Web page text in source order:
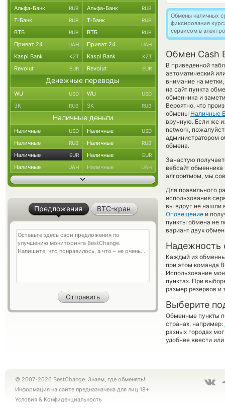
Обмены наличных
фиксирования
сервисом в
Обмен Cash
В приведенной
автоматический
внимание на
на сайт пункта
обменника и
Вероятно, что
обмены Наличные
вручную. Если же
network,
администратором
обмена.
Зачастую
вебсайт
алгоритмом, мы
Для правильного
использования
вы вдруг не нашли
Оповещение и
пункты обмена не
вариант двух
Надежность
Каждый из
при этом команда
Использование
пунктах. При
размер резервов и
Выберите
Обменные пункты
странах, например:
разных городах
удобнее ввести
Альфа-Банк RUB Альфа-Банк RUB
Т-Банк RUB Т-Банк RUB
ВТБ RUB ВТБ RUB
Приват 24 UAH Приват 24 UAH
Kaspi Bank KZT Kaspi Bank KZT
Revolut EUR Revolut EUR
Денежные переводы
WU USD WU USD
ЗК RUB ЗК RUB
Наличные деньги
Наличные USD Наличные USD
Наличные RUB Наличные RUB
Наличные EUR Наличные EUR
Наличные UAH Наличные UAH
Предложения BTC-кран
© 2007-2026 BestChange. Знаем, где обменять!
Информация на сайте предназначена для лиц 18+
Условия & Конфиденциальность